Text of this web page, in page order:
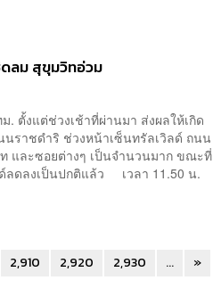
ลม สุขุมวิทอ่วม
ตั้งแต่ช่วงเช้าที่ผ่านมา ส่งผลให้เกิด
ราชดำริ ช่วงหน้าเซ็นทรัลเวิลด์ ถนน
และซอยต่างๆ เป็นจำนวนมาก ขณะที่
ลดลงเป็นปกติแล้ว เวลา 11.50 น.
2,910 2,920 2,930 ...
»